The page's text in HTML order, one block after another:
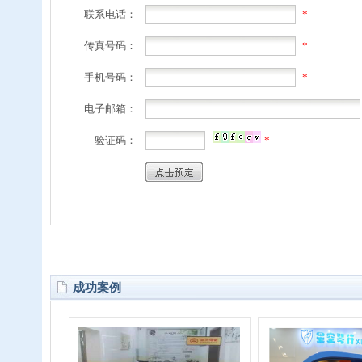
联系电话： *
传真号码： *
手机号码： *
电子邮箱：
验证码： *
成功案例